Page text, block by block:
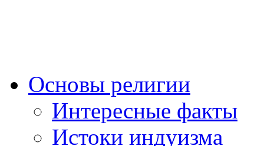
Основы религии
Интересные факты
Истоки индуизма